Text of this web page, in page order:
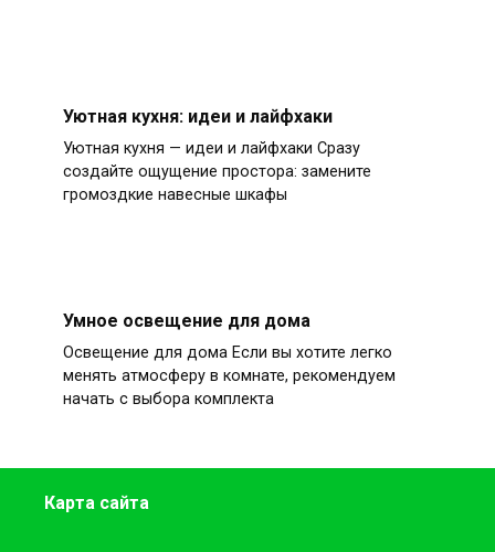
Уютная кухня: идеи и лайфхаки
Уютная кухня — идеи и лайфхаки Сразу
создайте ощущение простора: замените
громоздкие навесные шкафы
Умное освещение для дома
Освещение для дома Если вы хотите легко
менять атмосферу в комнате, рекомендуем
начать с выбора комплекта
Карта сайта